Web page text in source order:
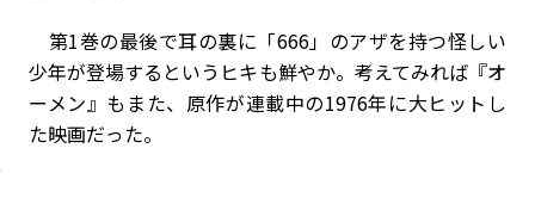
第1巻の最後で耳の裏に「666」のアザを持つ怪しい
少年が登場するというヒキも鮮やか。考えてみれば『オ
ーメン』もまた、原作が連載中の1976年に大ヒットし
た映画だった。